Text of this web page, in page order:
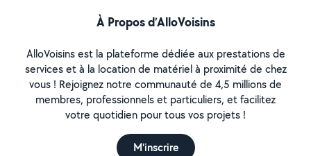
À Propos d’AlloVoisins
AlloVoisins est la plateforme dédiée aux prestations de
services et à la location de matériel à proximité de chez
vous ! Rejoignez notre communauté de 4,5 millions de
membres, professionnels et particuliers, et facilitez
votre quotidien pour tous vos projets !
M'inscrire